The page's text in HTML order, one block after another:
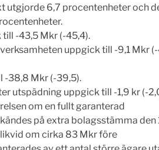
utgjorde 6,7 procentenheter och
-43,5 Mkr (-45,4).
uppgick till -9,1 Mkr
-38,8 Mkr (-39,5).
utspädning uppgick till -1,9 kr (-
om en fullt garanterad
på extra bolagsstämma den
om cirka 83 Mkr före